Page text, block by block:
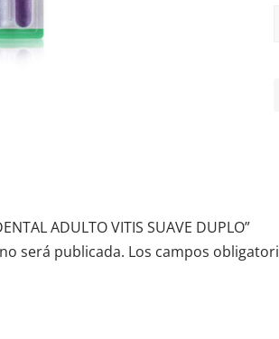
ADULTO VITIS SUAVE DUPLO”
será publicada. Los campos